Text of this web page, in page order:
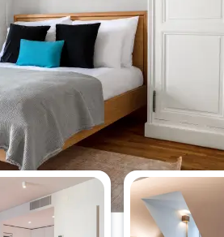
de 1 chambre les
cette semaine.